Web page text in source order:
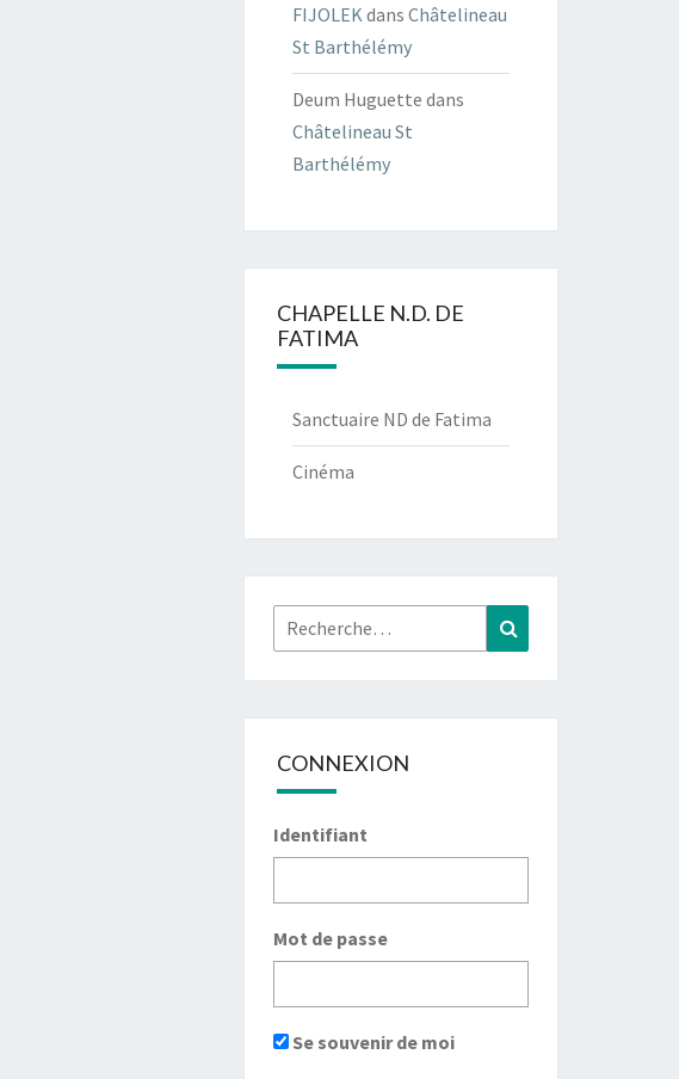
FIJOLEK dans Châtelineau
St Barthélémy
Deum Huguette dans
Châtelineau St
Barthélémy
CHAPELLE N.D. DE
FATIMA
Sanctuaire ND de Fatima
Cinéma
Rechercher :
CONNEXION
Identifiant
Mot de passe
Se souvenir de moi